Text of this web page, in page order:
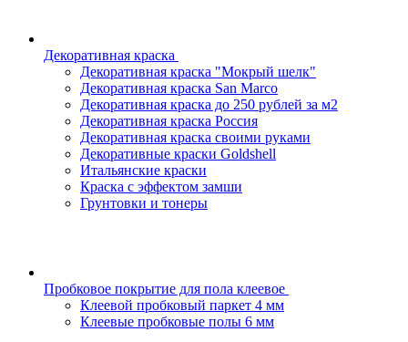
Декоративная краска
Декоративная краска "Мокрый шелк"
Декоративная краска San Marco
Декоративная краска до 250 рублей за м2
Декоративная краска Россия
Декоративная краска своими руками
Декоративные краски Goldshell
Итальянские краски
Краска с эффектом замши
Грунтовки и тонеры
Пробковое покрытие для пола клеевое
Клеевой пробковый паркет 4 мм
Клеевые пробковые полы 6 мм